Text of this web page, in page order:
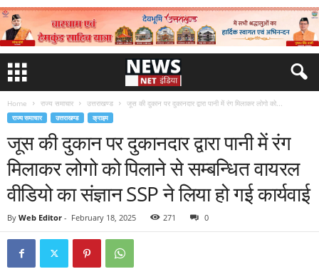
Home राज्य समाचार उत्तराखण्ड जूस की दुकान पर दुकानदार द्वारा पानी में रंग मिलाकर लोगो को...
राज्य समाचार उत्तराखण्ड क्राइम
जूस की दुकान पर दुकानदार द्वारा पानी में रंग
मिलाकर लोगो को पिलाने से सम्बन्धित वायरल
वीडियो का संज्ञान SSP ने लिया हो गई कार्यवाई
By Web Editor - February 18, 2025 271 0